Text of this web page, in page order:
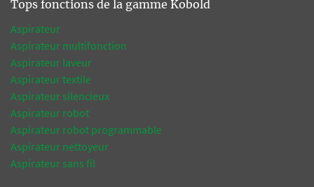
Tops fonctions de la gamme Kobold
Aspirateur
Aspirateur multifonction
Aspirateur laveur
Aspirateur textile
Aspirateur silencieux
Aspirateur robot
Aspirateur robot programmable
Aspirateur nettoyeur
Aspirateur sans fil